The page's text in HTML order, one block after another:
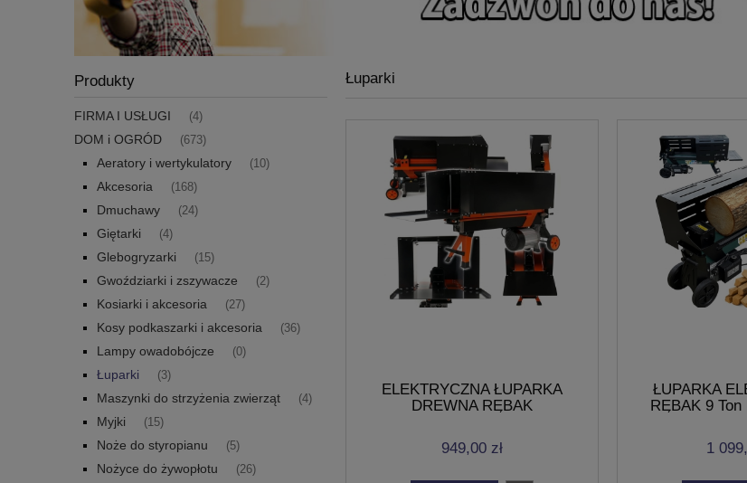
Produkty
FIRMA I USŁUGI (4)
DOM i OGRÓD (673)
Aeratory i wertykulatory (10)
Akcesoria (168)
Dmuchawy (24)
Giętarki (4)
Glebogryzarki (15)
Gwoździarki i zszywacze (2)
Kosiarki i akcesoria (27)
Kosy podkaszarki i akcesoria (36)
Lampy owadobójcze (0)
Łuparki (3)
Maszynki do strzyżenia zwierząt (4)
Myjki (15)
Noże do styropianu (5)
Nożyce do żywopłotu (26)
Łuparki
ELEKTRYCZNA ŁUPARKA
DREWNA RĘBAK
949,00 zł
ŁUPARKA
RĘBAK 9
1